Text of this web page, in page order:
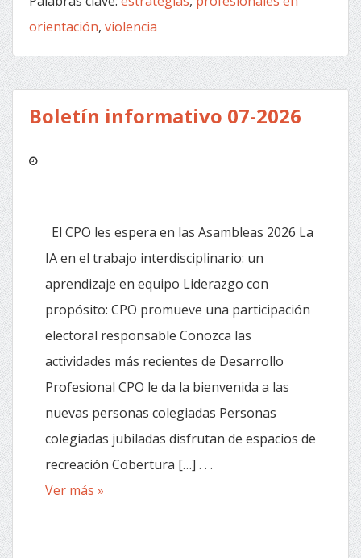
orientación, violencia
Boletín informativo 07-2026
El CPO les espera en las Asambleas 2026 La
IA en el trabajo interdisciplinario: un
aprendizaje en equipo Liderazgo con
propósito: CPO promueve una participación
electoral responsable Conozca las
actividades más recientes de Desarrollo
Profesional CPO le da la bienvenida a las
nuevas personas colegiadas Personas
colegiadas jubiladas disfrutan de espacios de
recreación Cobertura […] . . .
Ver más »